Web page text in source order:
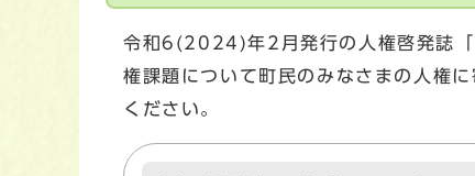
令和6(2024)年2月発行の人権啓発誌「
権課題について町民のみなさまの人権
ください。